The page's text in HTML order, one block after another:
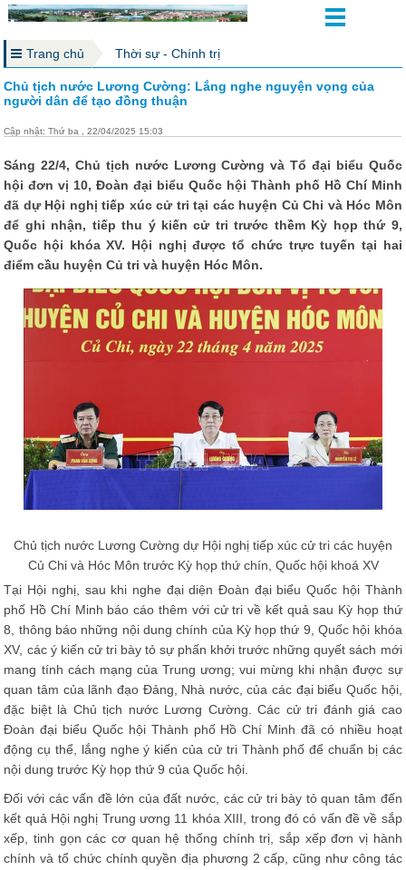
Trang chủ Thời sự - Chính trị
Chủ tịch nước Lương Cường: Lắng nghe nguyện vọng của
người dân để tạo đồng thuận
Cập nhật: Thứ ba , 22/04/2025 15:03
Sáng 22/4, Chủ tịch nước Lương Cường và Tổ đại biểu Quốc
hội đơn vị 10, Đoàn đại biểu Quốc hội Thành phố Hồ Chí Minh
đã dự Hội nghị tiếp xúc cử tri tại các huyện Củ Chi và Hóc Môn
để ghi nhận, tiếp thu ý kiến cử tri trước thềm Kỳ họp thứ 9,
Quốc hội khóa XV. Hội nghị được tổ chức trực tuyến tại hai
điểm cầu huyện Củ tri và huyện Hóc Môn.
Chủ tịch nước Lương Cường dự Hội nghị tiếp xúc cử tri các huyện
Củ Chi và Hóc Môn trước Kỳ họp thứ chín, Quốc hội khoá XV
Tại Hội nghị, sau khi nghe đại diện Đoàn đại biểu Quốc hội Thành
phố Hồ Chí Minh báo cáo thêm với cử tri về kết quả sau Kỳ họp thứ
8, thông báo những nội dung chính của Kỳ họp thứ 9, Quốc hội khóa
XV, các ý kiến cử tri bày tỏ sự phấn khởi trước những quyết sách mới
mang tính cách mạng của Trung ương; vui mừng khi nhận được sự
quan tâm của lãnh đạo Đảng, Nhà nước, của các đại biểu Quốc hội,
đặc biệt là Chủ tịch nước Lương Cường. Các cử tri đánh giá cao
Đoàn đại biểu Quốc hội Thành phố Hồ Chí Minh đã có nhiều hoạt
động cụ thể, lắng nghe ý kiến của cử tri Thành phố để chuẩn bị các
nội dung trước Kỳ họp thứ 9 của Quốc hội.
Đối với các vấn đề lớn của đất nước, các cử tri bày tỏ quan tâm đến
kết quả Hội nghị Trung ương 11 khóa XIII, trong đó có vấn đề về sắp
xếp, tinh gọn các cơ quan hệ thống chính trị, sắp xếp đơn vị hành
chính và tổ chức chính quyền địa phương 2 cấp, cũng như công tác